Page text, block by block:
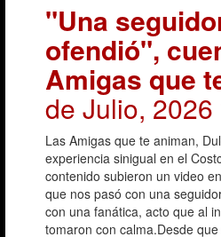
"Una
ofendió",
Amigas que
de Julio, 2026
Las Amigas que te animan,
experiencia sinigual en el
contenido subieron un video
que nos pasó con una
con una fanática, acto que al
tomaron con calma.Desde